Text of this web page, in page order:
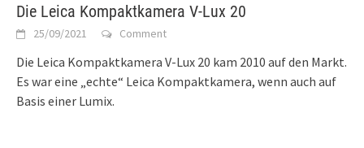
Die Leica Kompaktkamera V-Lux 20
25/09/2021 Comment
Die Leica Kompaktkamera V-Lux 20 kam 2010 auf den Markt.
Es war eine „echte“ Leica Kompaktkamera, wenn auch auf
Basis einer Lumix.